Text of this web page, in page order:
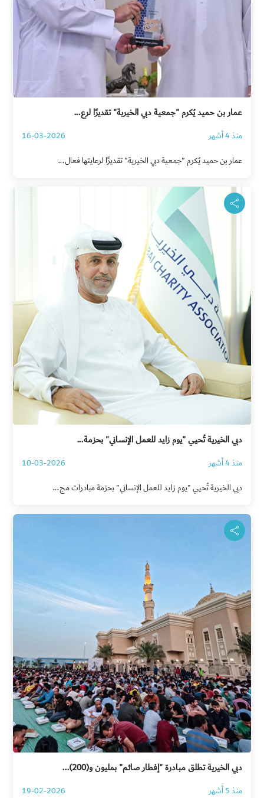
عمار بن حميد يُكرم "جمعية دبي الخيرية" تقديرًا لرع...
منذ 4 أشهر
16-03-2026
عمار بن حميد يُكرم "جمعية دبي الخيرية" تقديرًا لرعايتها فعال...
دبي الخيرية تُحيي "يوم زايد للعمل الإنساني" بحزمة...
منذ 4 أشهر
10-03-2026
دبي الخيرية تُحيي "يوم زايد للعمل الإنساني" بحزمة مبادرات مج...
دبي الخيرية تطلق مبادرة "إفطار صائم" بمليون و(200)...
منذ 5 أشهر
19-02-2026